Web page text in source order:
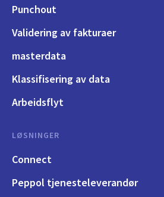
Punchout
Validering av fakturaer
masterdata
Klassifisering av data
Arbeidsflyt
LØSNINGER
Connect
Peppol tjenesteleverandør